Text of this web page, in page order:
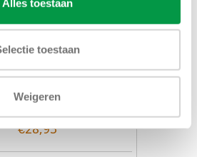
Alles toestaan
toestaan
Weigeren
€28,93